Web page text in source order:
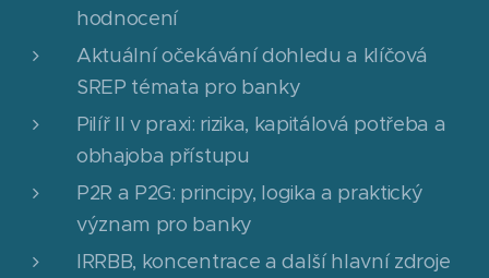
hodnocení
Aktuální očekávání dohledu a klíčová
SREP témata pro banky
Pilíř II v praxi: rizika, kapitálová potřeba a
obhajoba přístupu
P2R a P2G: principy, logika a praktický
význam pro banky
IRRBB, koncentrace a další hlavní zdroje